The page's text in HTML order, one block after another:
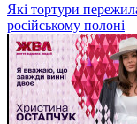
Які тортури
російському полоні